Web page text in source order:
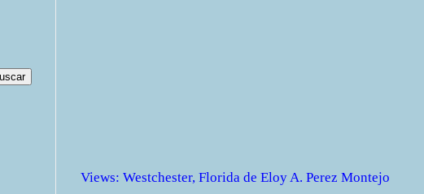
Views: Westchester, Florida de Eloy A. Perez Montejo